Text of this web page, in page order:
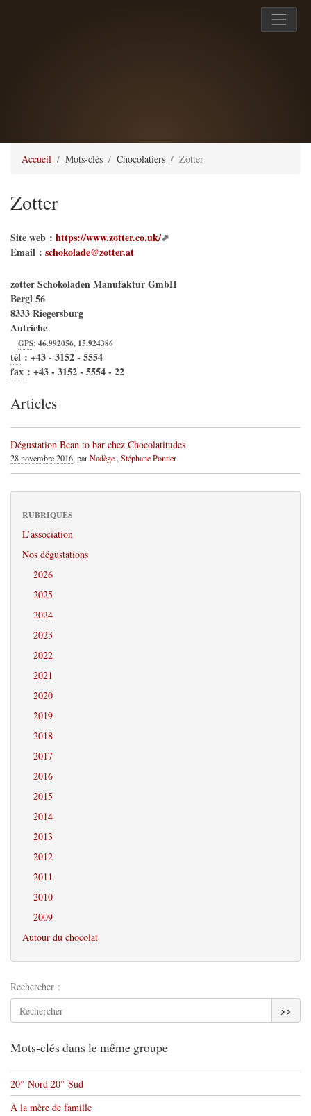
Accueil Mots-clés Chocolatiers Zotter
Zotter
Site web : https://www.zotter.co.uk/
Email : schokolade@zotter.at
zotter Schokoladen Manufaktur GmbH
Bergl 56
8333Riegersburg
Autriche
GPS:46.992056, 15.924386
tél : +43 - 3152 - 5554
fax : +43 - 3152 - 5554 - 22
Articles
Dégustation Bean to bar chez Chocolatitudes
28 novembre 2016, parNadège , Stéphane Pontier
RUBRIQUES
L’association
Nos dégustations
2026
2025
2024
2023
2022
2021
2020
2019
2018
2017
2016
2015
2014
2013
2012
2011
2010
2009
Autour du chocolat
Rechercher :
>>
Mots-clés dans le même groupe
20° Nord 20° Sud
À la mère de famille